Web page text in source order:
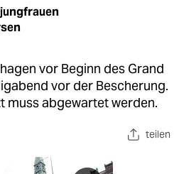
vor Beginn des Grand
vor der Bescherung.
muss abgewartet werden.
teilen